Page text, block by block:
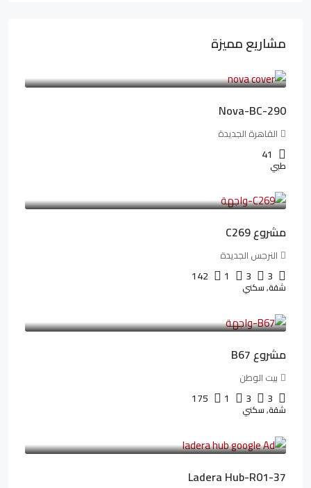
مشاريع مميزة
Nova-BC-290
القاهرة الجديدة
41
طبي
مشروع C269
النرجس الجديدة
3
3
1
142
شقة, سكني
مشروع B67
بيت الوطن
3
3
1
175
شقة, سكني
Ladera Hub-R01-37